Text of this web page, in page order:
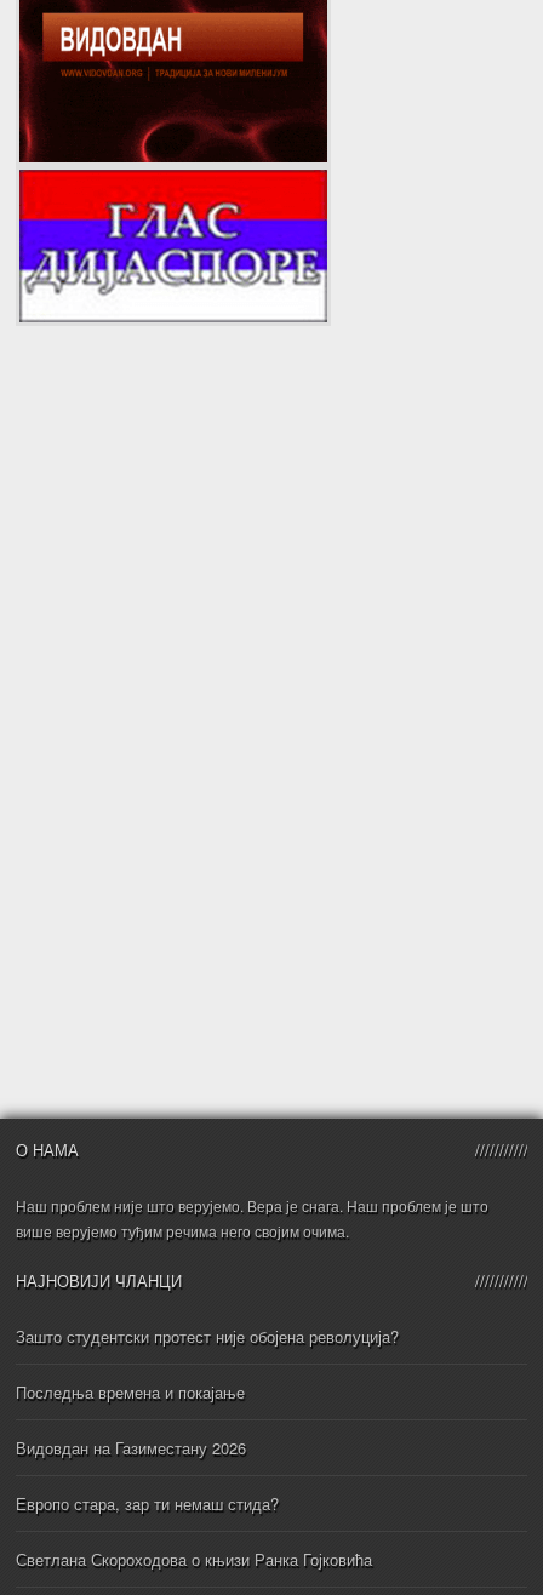
О НАМА
Наш проблем није што верујемо. Вера је снага. Наш проблем је што
више верујемо туђим речима него својим очима.
НАЈНОВИЈИ ЧЛАНЦИ
Зашто студентски протест није обојена револуција?
Последња времена и покајање
Видовдан на Газиместану 2026
Европо стара, зар ти немаш стида?
Светлана Скороходова о књизи Ранка Гојковића